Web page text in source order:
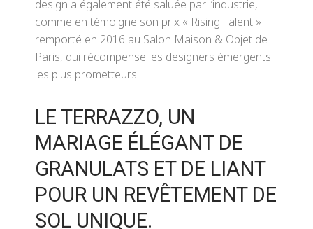
design a également été saluée par l’industrie,
comme en témoigne son prix « Rising Talent »
remporté en 2016 au Salon Maison & Objet de
Paris, qui récompense les designers émergents
les plus prometteurs.
LE TERRAZZO, UN
MARIAGE ÉLÉGANT DE
GRANULATS ET DE LIANT
POUR UN REVÊTEMENT DE
SOL UNIQUE.